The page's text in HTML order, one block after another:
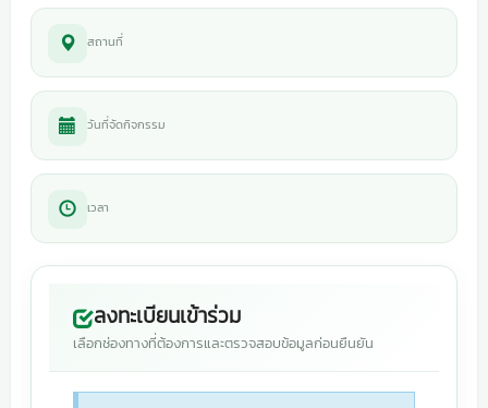
สถานที่
วันที่จัดกิจกรรม
เวลา
ลงทะเบียนเข้าร่วม
เลือกช่องทางที่ต้องการและตรวจสอบข้อมูลก่อนยืนยัน